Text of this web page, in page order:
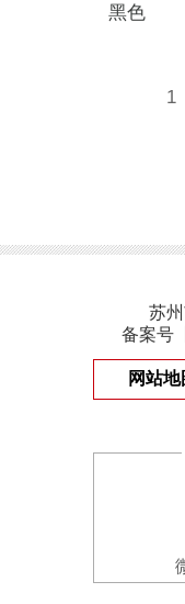
黑色
苏
备案号
网站地